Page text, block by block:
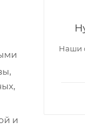
и
Наши